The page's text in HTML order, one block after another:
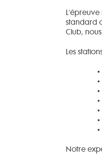
standard
Club,
Les
Notre